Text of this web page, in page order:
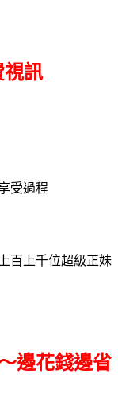
視訊
受過程
百上千位超級正妹
邊花錢邊省